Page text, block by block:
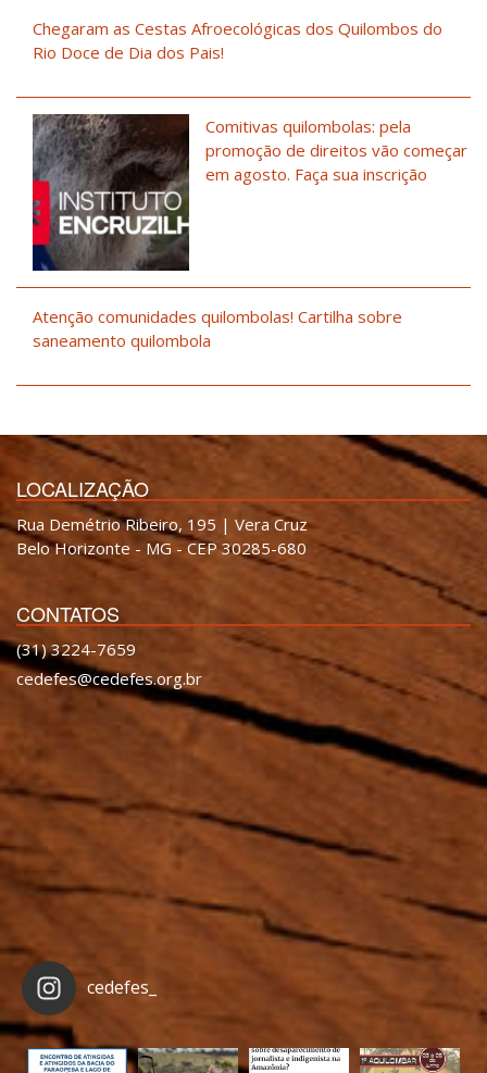
Chegaram as Cestas Afroecológicas dos Quilombos do
Rio Doce de Dia dos Pais!
Comitivas quilombolas: pela
promoção de direitos vão começar
em agosto. Faça sua inscrição
Atenção comunidades quilombolas! Cartilha sobre
saneamento quilombola
LOCALIZAÇÃO
Rua Demétrio Ribeiro, 195 | Vera Cruz
Belo Horizonte - MG - CEP 30285-680
CONTATOS
(31) 3224-7659
cedefes@cedefes.org.br
cedefes_